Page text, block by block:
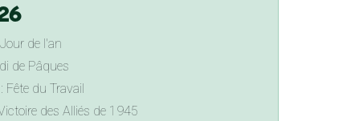
de l'an
de Pâques
: Fête du Travail
des Alliés de 1945